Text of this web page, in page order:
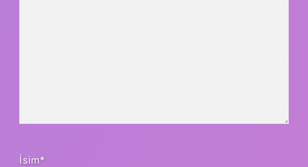
İsim*